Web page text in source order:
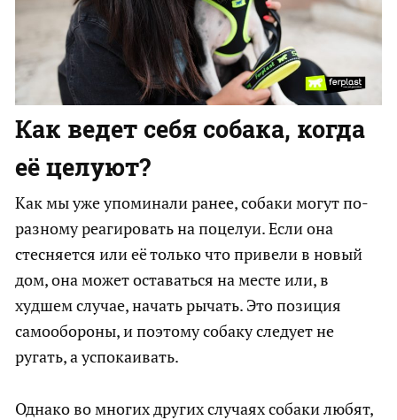
Как ведет себя собака, когда
её целуют?
Как мы уже упоминали ранее, собаки могут по-
разному реагировать на поцелуи. Если она
стесняется или её только что привели в новый
дом, она может оставаться на месте или, в
худшем случае, начать рычать. Это позиция
самообороны, и поэтому собаку следует не
ругать, а успокаивать.
Однако во многих других случаях собаки любят,